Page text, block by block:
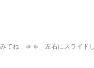
てみてね ⇒ ⇐ 左右にスライ